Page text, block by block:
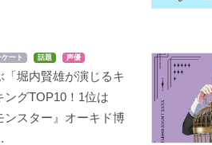
ケート 話題 声優
「堀内賢雄が演じるキ
ングTOP10！1位は
ンスター』オーキド博